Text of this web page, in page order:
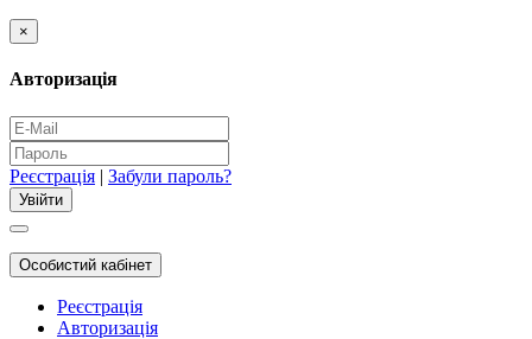
×
Авторизація
Реєстрація | Забули пароль?
Особистий кабінет
Реєстрація
Авторизація